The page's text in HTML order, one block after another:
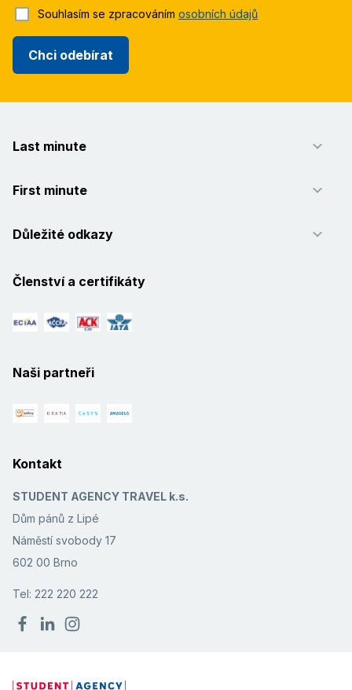
Chci odebírat
Souhlasím se zpracováním osobních údajů
Last minute
First minute
Důležité odkazy
Členství a certifikáty
Naši partneři
Kontakt
STUDENT AGENCY TRAVEL k.s.
Dům pánů z Lipé
Náměstí svobody 17
602 00 Brno
Tel: 222 220 222